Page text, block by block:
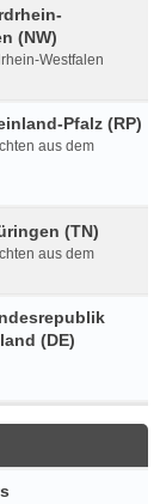
(NW)
Westfalen
Pfalz (RP)
aus dem
(TN)
aus dem
(DE)